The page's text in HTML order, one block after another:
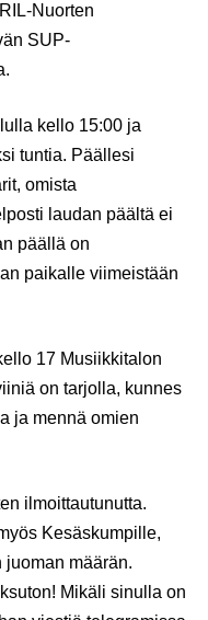
Nuorten
SUP-
kello 15:00 ja
tuntia. Päällesi
omista
laudan päältä ei
päällä on
paikalle viimeistään
17 Musiikkitalon
on tarjolla, kunnes
ja mennä omien
ilmoittautunutta.
Kesäskumpille,
juoman määrän.
Mikäli sinulla on